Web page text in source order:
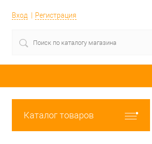
Вход Регистрация
Каталог товаров